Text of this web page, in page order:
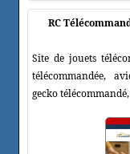
RC
Site de jouets
télécommandée,
gecko